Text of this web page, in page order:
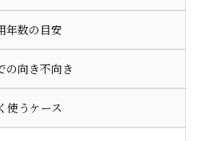
年数の目安
の向き不向き
使うケース